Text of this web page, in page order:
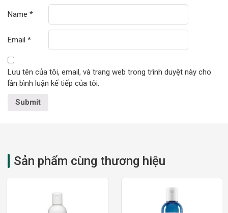
Name *
Email *
Lưu tên của tôi, email, và trang web trong trình duyệt này cho
lần bình luận kế tiếp của tôi.
Sản phẩm cùng thương hiệu